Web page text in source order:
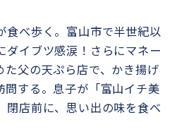
食べ歩く。富山市で半世紀以
イブツ感涙！さらにマネー
父の天ぷら店で、かき揚げ
する。息子が「富山イチ美
閉店前に、思い出の味を食べ